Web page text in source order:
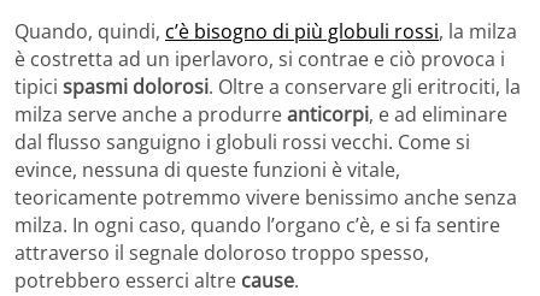
Quando, quindi, c’è bisogno di più globuli rossi, la milza
è costretta ad un iperlavoro, si contrae e ciò provoca i
tipici spasmi dolorosi. Oltre a conservare gli eritrociti, la
milza serve anche a produrreanticorpi, e ad eliminare
dal flusso sanguigno i globuli rossi vecchi. Come si
evince, nessuna di queste funzioni è vitale,
teoricamente potremmo vivere benissimo anche senza
milza. In ogni caso, quando l’organo c’è, e si fa sentire
attraverso il segnale doloroso troppo spesso,
potrebbero esserci altre cause.